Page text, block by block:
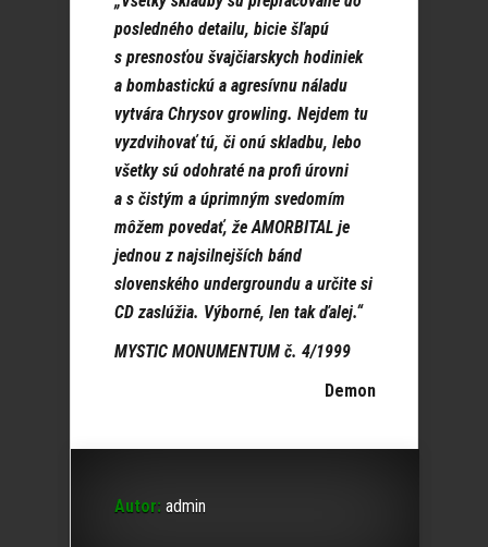
posledného detailu, bicie šľapú
s presnosťou švajčiarskych hodiniek
a bombastickú a agresívnu náladu
vytvára Chrysov growling. Nejdem tu
vyzdvihovať tú, či onú skladbu, lebo
všetky sú odohraté na profi úrovni
a s čistým a úprimným svedomím
môžem povedať, že AMORBITAL je
jednou z najsilnejších bánd
slovenského undergroundu a určite si
CD zaslúžia. Výborné, len tak ďalej.“
MYSTIC MONUMENTUM č. 4/1999
Demon
Autor: admin